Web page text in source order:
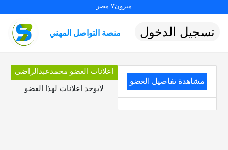
ميزون٧ مصر
منصة التواصل المهني تسجيل الدخول
مشاهدة تفاصيل العضو
اعلانات العضو محمدعبدالراضى
لايوجد اعلانات لهذا العضو